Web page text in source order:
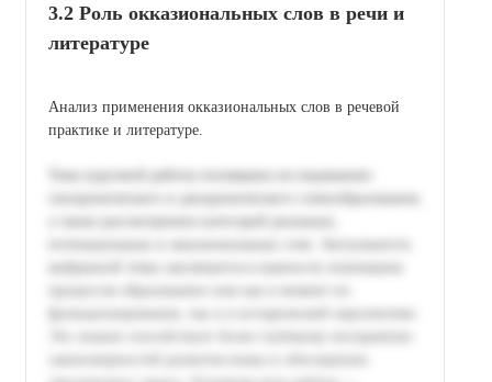
3.2 Роль окказиональных слов в речи и
литературе
Анализ применения окказиональных слов в речевой
практике и литературе.